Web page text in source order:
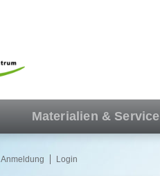
Materialien & Service
Anmeldung Login